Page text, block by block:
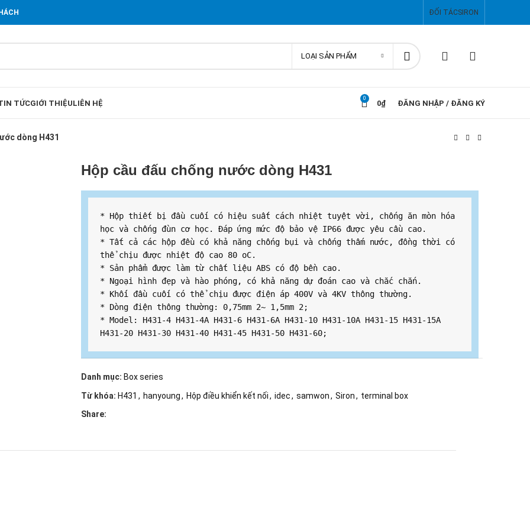
ĐỐI TÁCSIRON
LOẠI SẢN PHẨM
TỨCGIỚI THIỆULIÊN HỆ
0
0₫ ĐĂNG NHẬP / ĐĂNG KÝ
dòng H431
Hộp cầu đấu chống nước dòng H431
* Hộp thiết bị đầu cuối có hiệu suất cách nhiệt tuyệt vời, chống ăn mòn hóa
học và chống đùn cơ học. Đáp ứng mức độ bảo vệ IP66 được yêu cầu cao.
* Tất cả các hộp đều có khả năng chống bụi và chống thấm nước, đồng thời có
thể chịu được nhiệt độ cao 80 oC.
* Sản phẩm được làm từ chất liệu ABS có độ bền cao.
* Ngoại hình đẹp và hào phóng, có khả năng dự đoán cao và chắc chắn.
* Khối đầu cuối có thể chịu được điện áp 400V và 4KV thông thường.
* Dòng điện thông thường: 0,75mm 2~ 1,5mm 2;
* Model: H431-4 H431-4A H431-6 H431-6A H431-10 H431-10A H431-15 H431-15A
H431-20 H431-30 H431-40 H431-45 H431-50 H431-60;
Danh mục: Box series
Từ khóa: H431 , hanyoung, Hộp điều khiển kết nối, idec, samwon, Siron, terminal box
Share: